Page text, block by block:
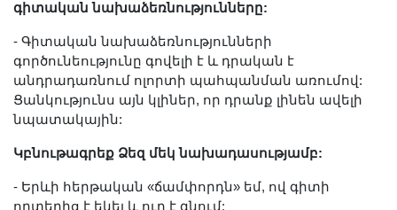
գիտական նախաձեռնությունները:
- Գիտական նախաձեռնությունների
գործունեությունը գովելի է և դրական է
անդրադառնում ոլորտի պահպանման առումով:
Ցանկությունս այն կլիներ, որ դրանք լինեն ավելի
նպատակային:
Կբնութագրեք Ձեզ մեկ նախադասությամբ:
- Երևի հերթական «ճամփորդն» եմ, ով գիտի
որտեղից է եկել և ուր է գնում: